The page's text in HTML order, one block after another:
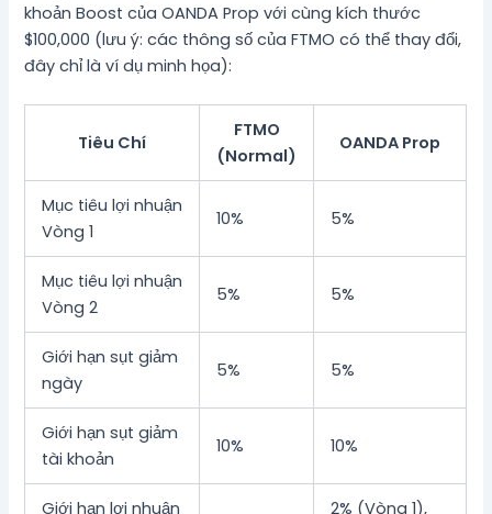
khoản Boost của OANDA Prop với cùng kích thước
$100,000 (lưu ý: các thông số của FTMO có thể thay đổi,
đây chỉ là ví dụ minh họa):
Tiêu Chí
FTMO
(Normal)
OANDA Prop
Mục tiêu lợi nhuận
Vòng 1
10% 5%
Mục tiêu lợi nhuận
Vòng 2
5% 5%
Giới hạn sụt giảm
ngày
5% 5%
Giới hạn sụt giảm
tài khoản
10% 10%
Giới hạn lợi nhuận 2% (Vòng 1),